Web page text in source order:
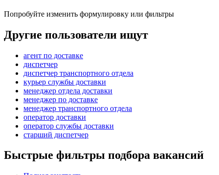
Попробуйте изменить формулировку или фильтры
Другие пользователи ищут
агент по доставке
диспетчер
диспетчер транспортного отдела
курьер службы доставки
менеджер отдела доставки
менеджер по доставке
менеджер транспортного отдела
оператор доставки
оператор службы доставки
старший диспетчер
Быстрые фильтры подбора вакансий